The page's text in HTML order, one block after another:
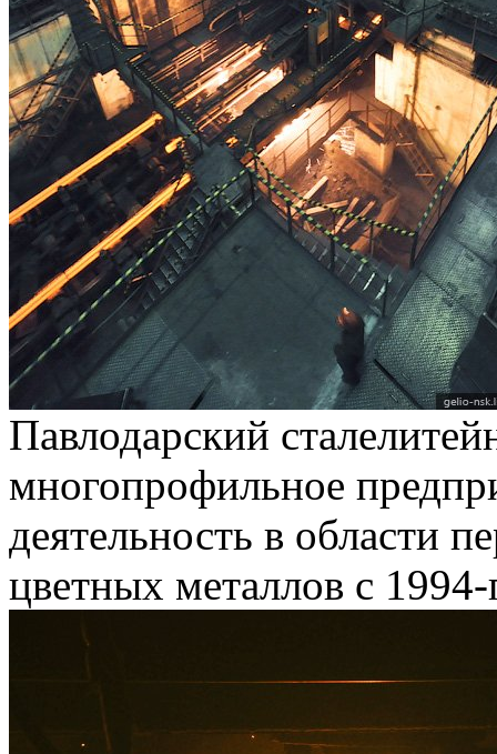
Павлодарский
многопрофильное
деятельность в области
цветных металлов с 1994-